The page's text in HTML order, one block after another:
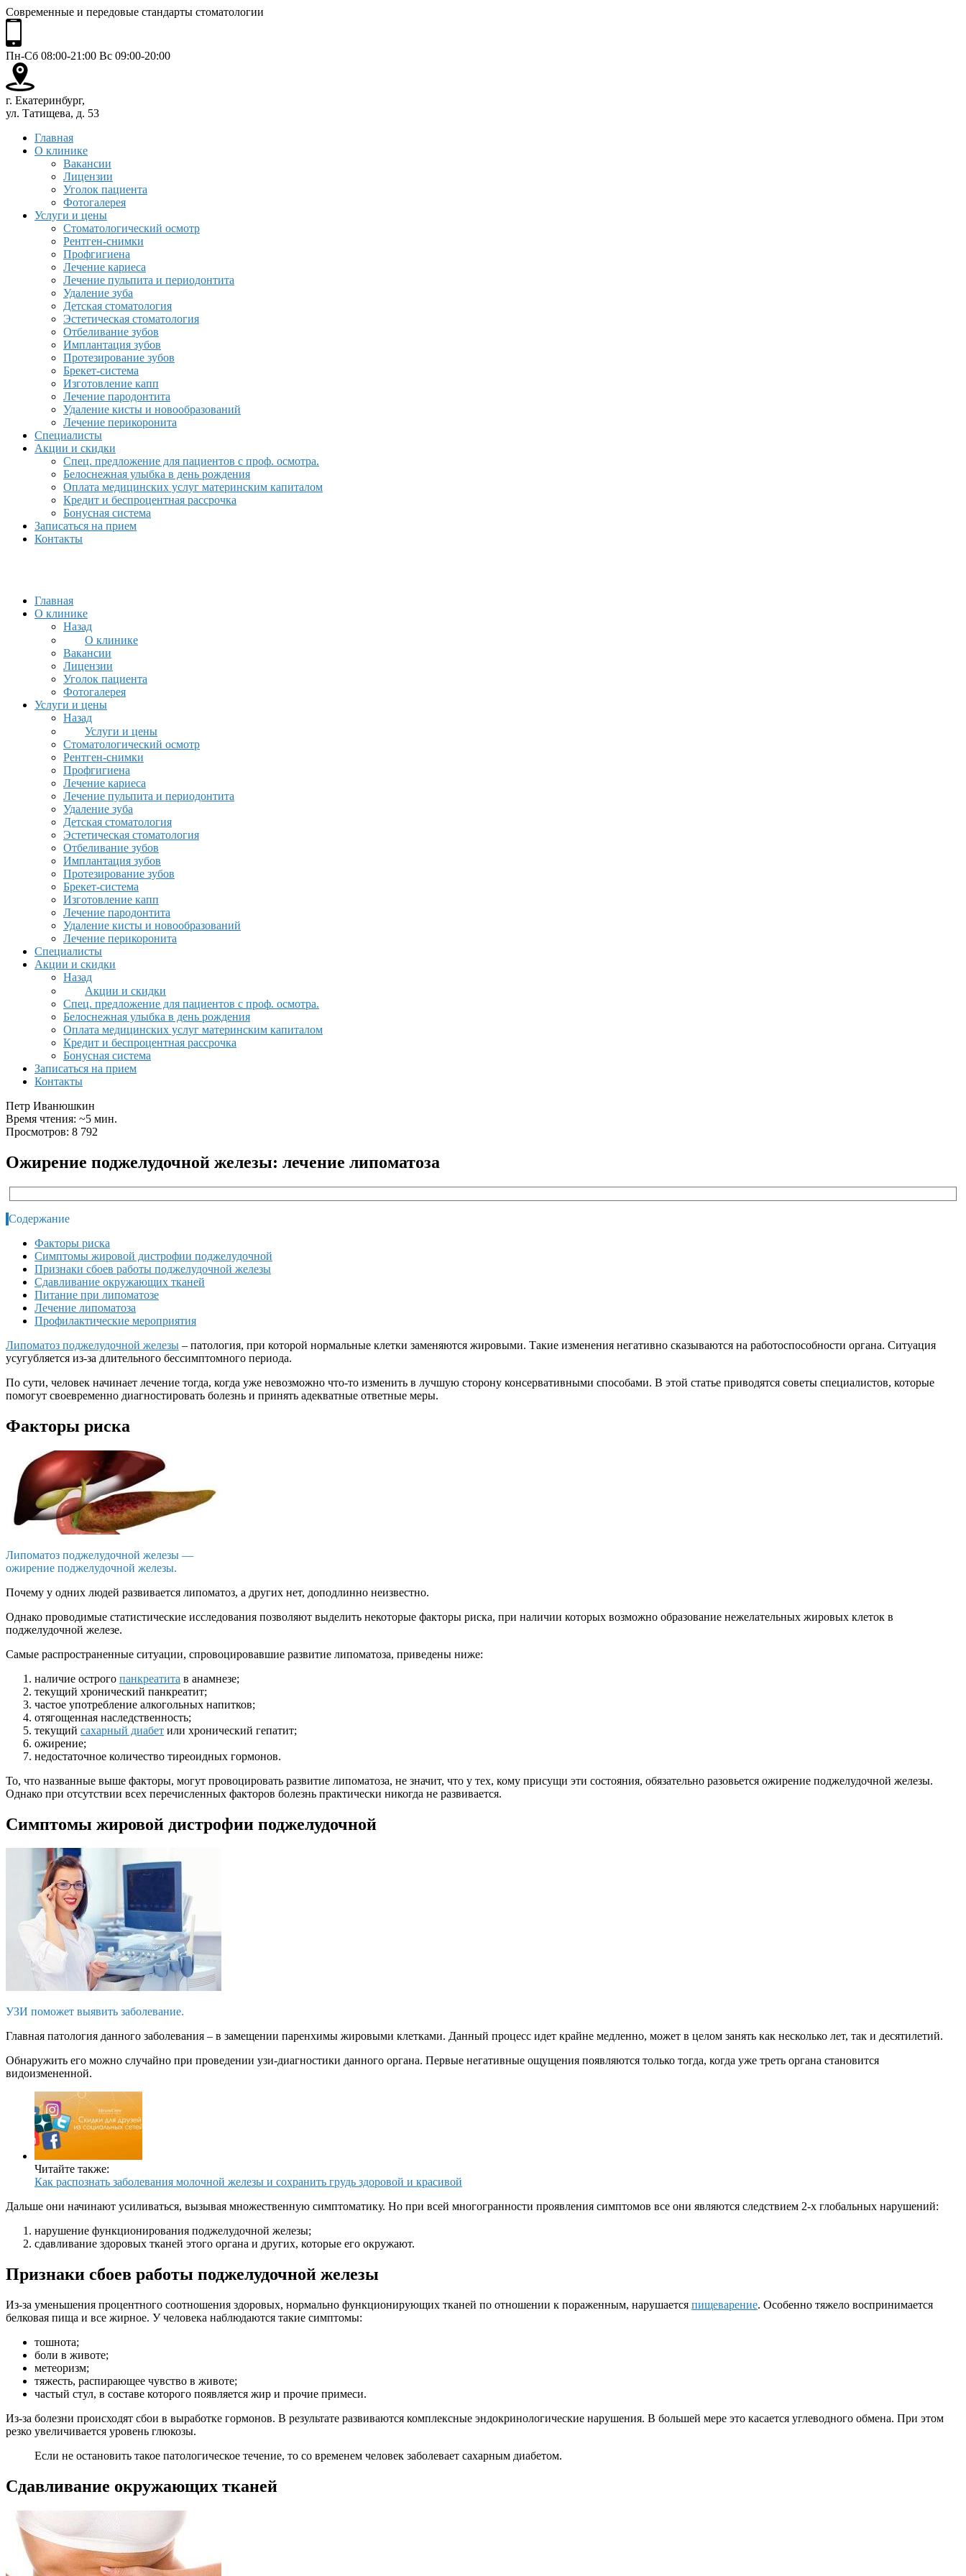
Современные и передовые стандарты стоматологии
Пн-Сб 08:00-21:00 Вс 09:00-20:00
г. Екатеринбург,
ул. Татищева, д. 53
Главная
О клинике
Вакансии
Лицензии
Уголок пациента
Фотогалерея
Услуги и цены
Стоматологический осмотр
Рентген-снимки
Профгигиена
Лечение кариеса
Лечение пульпита и периодонтита
Удаление зуба
Детская стоматология
Эстетическая стоматология
Отбеливание зубов
Имплантация зубов
Протезирование зубов
Брекет-система
Изготовление капп
Лечение пародонтита
Удаление кисты и новообразований
Лечение перикоронита
Специалисты
Акции и скидки
Спец. предложение для пациентов с проф. осмотра.
Белоснежная улыбка в день рождения
Оплата медицинских услуг материнским капиталом
Кредит и беспроцентная рассрочка
Бонусная система
Записаться на прием
Контакты
Главная
О клинике
Назад
О клинике
Вакансии
Лицензии
Уголок пациента
Фотогалерея
Услуги и цены
Назад
Услуги и цены
Стоматологический осмотр
Рентген-снимки
Профгигиена
Лечение кариеса
Лечение пульпита и периодонтита
Удаление зуба
Детская стоматология
Эстетическая стоматология
Отбеливание зубов
Имплантация зубов
Протезирование зубов
Брекет-система
Изготовление капп
Лечение пародонтита
Удаление кисты и новообразований
Лечение перикоронита
Специалисты
Акции и скидки
Назад
Акции и скидки
Спец. предложение для пациентов с проф. осмотра.
Белоснежная улыбка в день рождения
Оплата медицинских услуг материнским капиталом
Кредит и беспроцентная рассрочка
Бонусная система
Записаться на прием
Контакты
Петр Иванюшкин
Время чтения: ~5 мин.
Просмотров: 8 792
Ожирение поджелудочной железы: лечение липоматоза
Содержание
Факторы риска
Симптомы жировой дистрофии поджелудочной
Признаки сбоев работы поджелудочной железы
Сдавливание окружающих тканей
Питание при липоматозе
Лечение липоматоза
Профилактические мероприятия
Липоматоз поджелудочной железы – патология, при которой нормальные клетки заменяются жировыми. Такие изменения негативно сказываются на работоспособности органа. Ситуация
усугубляется из-за длительного бессимптомного периода.
По сути, человек начинает лечение тогда, когда уже невозможно что-то изменить в лучшую сторону консервативными способами. В этой статье приводятся советы специалистов, которые
помогут своевременно диагностировать болезнь и принять адекватные ответные меры.
Факторы риска
Липоматоз поджелудочной железы —
ожирение поджелудочной железы.
Почему у одних людей развивается липоматоз, а других нет, доподлинно неизвестно.
Однако проводимые статистические исследования позволяют выделить некоторые факторы риска, при наличии которых возможно образование нежелательных жировых клеток в
поджелудочной железе.
Самые распространенные ситуации, спровоцировавшие развитие липоматоза, приведены ниже:
наличие острого панкреатита в анамнезе;
текущий хронический панкреатит;
частое употребление алкогольных напитков;
отягощенная наследственность;
текущий сахарный диабет или хронический гепатит;
ожирение;
недостаточное количество тиреоидных гормонов.
То, что названные выше факторы, могут провоцировать развитие липоматоза, не значит, что у тех, кому присущи эти состояния, обязательно разовьется ожирение поджелудочной железы.
Однако при отсутствии всех перечисленных факторов болезнь практически никогда не развивается.
Симптомы жировой дистрофии поджелудочной
УЗИ поможет выявить заболевание.
Главная патология данного заболевания – в замещении паренхимы жировыми клетками. Данный процесс идет крайне медленно, может в целом занять как несколько лет, так и десятилетий.
Обнаружить его можно случайно при проведении узи-диагностики данного органа. Первые негативные ощущения появляются только тогда, когда уже треть органа становится
видоизмененной.
Читайте также:
Как распознать заболевания молочной железы и сохранить грудь здоровой и красивой
Дальше они начинают усиливаться, вызывая множественную симптоматику. Но при всей многогранности проявления симптомов все они являются следствием 2-х глобальных нарушений:
нарушение функционирования поджелудочной железы;
сдавливание здоровых тканей этого органа и других, которые его окружают.
Признаки сбоев работы поджелудочной железы
Из-за уменьшения процентного соотношения здоровых, нормально функционирующих тканей по отношении к пораженным, нарушается пищеварение. Особенно тяжело воспринимается
белковая пища и все жирное. У человека наблюдаются такие симптомы:
тошнота;
боли в животе;
метеоризм;
тяжесть, распирающее чувство в животе;
частый стул, в составе которого появляется жир и прочие примеси.
Из-за болезни происходят сбои в выработке гормонов. В результате развиваются комплексные эндокринологические нарушения. В большей мере это касается углеводного обмена. При этом
резко увеличивается уровень глюкозы.
Если не остановить такое патологическое течение, то со временем человек заболевает сахарным диабетом.
Сдавливание окружающих тканей